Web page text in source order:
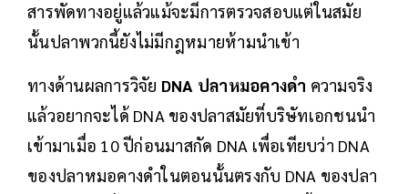
สารพัดทางอยู่แล้วแม้จะมีการตรวจสอบแต่ในสมัย
นั้นปลาพวกนี้ยังไม่มีกฎหมายห้ามนำเข้า
ทางด้านผลการวิจัย DNA ปลาหมอคางดำ ความจริง
แล้วอยากจะได้ DNA ของปลาสมัยที่บริษัทเอกชนนำ
เข้ามาเมื่อ 10 ปีก่อนมาสกัด DNA เพื่อเทียบว่า DNA
ของปลาหมอคางดำในตอนนั้นตรงกับ DNA ของปลา